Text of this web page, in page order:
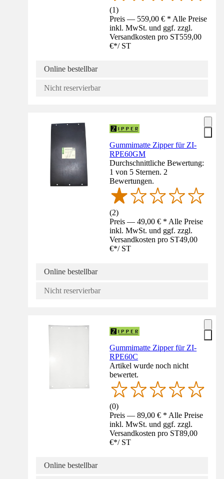
(1)
Preis — 559,00 € * Alle Preise
inkl. MwSt. und ggf. zzgl.
Versandkosten pro ST559,00
€*/ ST
Online bestellbar
Nicht reservierbar
Gummimatte Zipper für ZI-
RPE60GM
Durchschnittliche Bewertung:
1 von 5 Sternen. 2
Bewertungen.
(2)
Preis — 49,00 € * Alle Preise
inkl. MwSt. und ggf. zzgl.
Versandkosten pro ST49,00
€*/ ST
Online bestellbar
Nicht reservierbar
Gummimatte Zipper für ZI-
RPE60C
Artikel wurde noch nicht
bewertet.
(0)
Preis — 89,00 € * Alle Preise
inkl. MwSt. und ggf. zzgl.
Versandkosten pro ST89,00
€*/ ST
Online bestellbar